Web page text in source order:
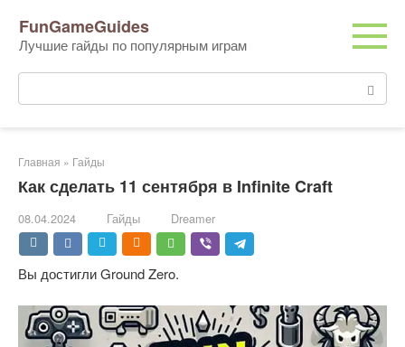
контенту
FunGameGuides
Лучшие гайды по популярным играм
Поиск:
Главная » Гайды
Как сделать 11 сентября в Infinite Craft
08.04.2024 Гайды Dreamer
Вы достигли Ground Zero.